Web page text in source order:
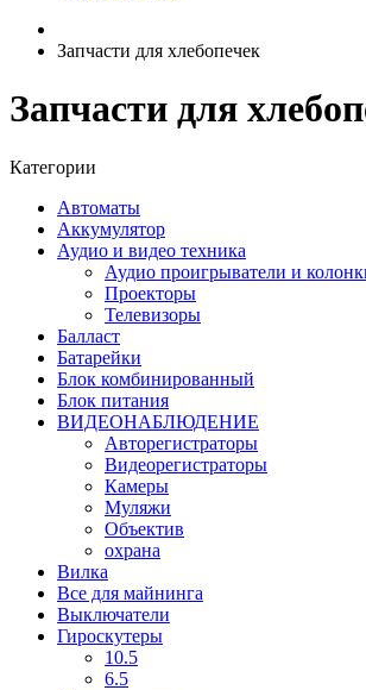
Запчасти для хлебопечек
Запчасти для
Категории
Автоматы
Аккумулятор
Аудио и видео техника
Аудио проигрыватели и
Проекторы
Телевизоры
Балласт
Батарейки
Блок комбинированный
Блок питания
ВИДЕОНАБЛЮДЕНИЕ
Авторегистраторы
Видеорегистраторы
Камеры
Муляжи
Объектив
охрана
Вилка
Все для майнинга
Выключатели
Гироскутеры
10.5
6.5